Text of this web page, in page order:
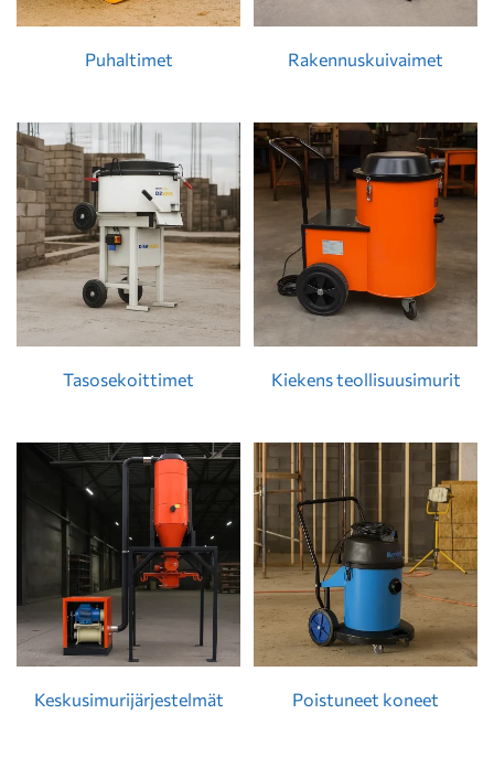
Puhaltimet Rakennuskuivaimet
Tasosekoittimet Kiekens teollisuusimurit
Keskusimurijärjestelmät Poistuneet koneet